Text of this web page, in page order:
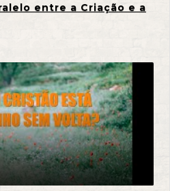
entre a Criação e a